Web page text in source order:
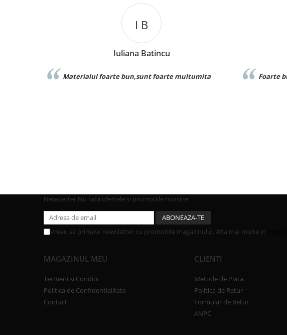
foarte multumita Foarte buna calitate exact ca inimagine recomand
Newsletter Nu rata ofertele si promotiile noastre
Vreau sa primesc newsletter cu promotiile magazinului. Afla mai multe in
MAGAZINUL MEU
Termeni si Conditii
Politica de Confidentialitate
Contact
CLIENTI
Metode de Plata
Politica de Retur
Formular de Retur
ANPC